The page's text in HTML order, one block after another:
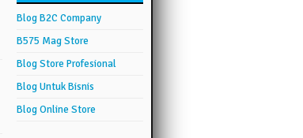
Blog B2C Company
B575 Mag Store
Blog Store Profesional
Blog Untuk Bisnis
Blog Online Store